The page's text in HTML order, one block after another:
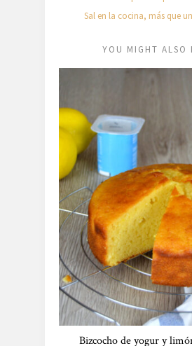
Sal en la cocina, más que
YOU MIGHT ALSO
Bizcocho de yogur y